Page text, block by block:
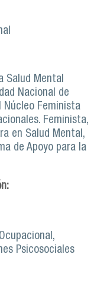
Salud Mental
Nacional de
Núcleo Feminista
Feminista,
en Salud Mental,
de Apoyo para la
Psicosociales